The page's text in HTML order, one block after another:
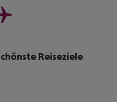
Reiseziele